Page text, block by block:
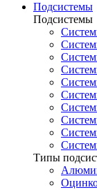
Подсистемы
Подсистемы
Типы